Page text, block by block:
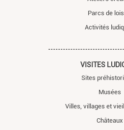
Parcs de
Activités
VISITES
Sites
Musées
Villes, villages et
Châteaux